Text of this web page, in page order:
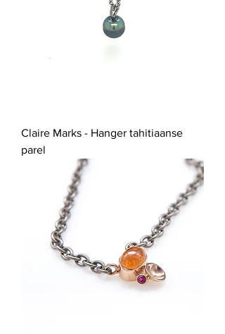
Claire Marks - Hanger tahitiaanse
parel